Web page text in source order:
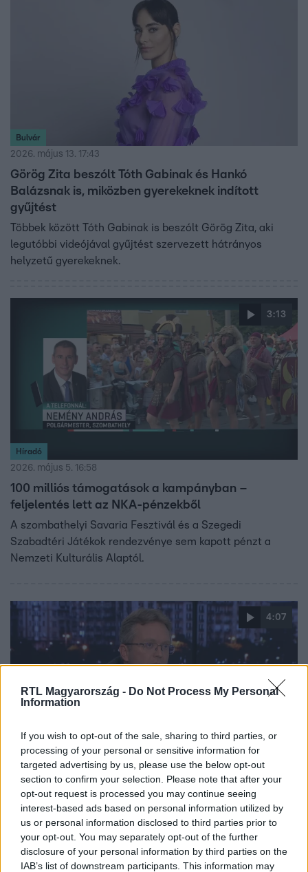
RTL Magyarország - Do Not Process My Personal
Information
If you wish to opt-out of the sale, sharing to third parties, or
processing of your personal or sensitive information for
targeted advertising by us, please use the below opt-out
section to confirm your selection. Please note that after your
opt-out request is processed you may continue seeing
interest-based ads based on personal information utilized by
us or personal information disclosed to third parties prior to
your opt-out. You may separately opt-out of the further
disclosure of your personal information by third parties on the
IAB’s list of downstream participants. This information may
Bulvár
2026. május 13. 17:43
Görög Zita beszólt Tóth Gabinak és Hankó
Balázsnak is, miközben gyerekeknek indított
gyűjtést
Többek között Tóth Gabinak is beszólt Görög Zita, aki
legutóbbi videójával gyűjtést szervezett hátrányos
helyzetű gyerekeknek.
3:13
Híradó
2026. május 5. 16:58
100 milliós támogatások a kampányban –
feljelentés lett az NKA-pénzekből
A szombathelyi Savaria Fesztivál és a Szegedi
Szabadtéri Játékok rendezvénye sem kapott pénzt a
Nemzeti Kulturális Alaptól.
4:07
Híradó
2026. május 3. 16:48
Hankó Balázs gyógyszerész végzettségét
emlegette az NKA-botrányt bíráló Hegedűs Zsolt
Egyre nagyobb a botrány a Hankó Balázs kulturális
miniszterhez tartozó Nemzeti Kulturális Alap titkos
pénzosztása miatt.